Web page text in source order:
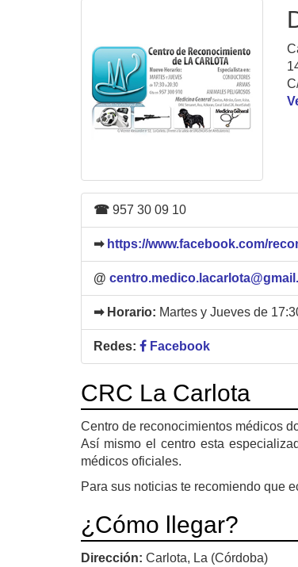
☎ 957 30 09 10
➡ https://www.facebook.com/
@
➡ Horario: Martes y Jueves de
Redes: Facebook
CRC La Carlota
Centro de reconocimientos médicos
Así mismo el centro esta
médicos oficiales.
Para sus noticias te recomiendo que
¿Cómo llegar?
Dirección: Carlota, La (Córdoba)